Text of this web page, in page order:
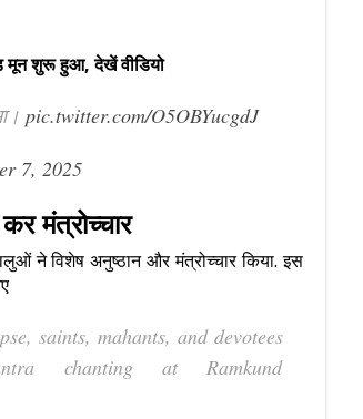
शुरू हुआ, देखें वीडियो
pic.twitter.com/O5OBYucgdJ
7, 2025
मंत्रोच्चार
ने विशेष अनुष्ठान और मंत्रोच्चार किया. इस
saints, mahants, and devotees
chanting at Ramkund